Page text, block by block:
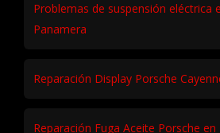
Problemas de suspensión eléctrica
Panamera
Reparación Display Porsche
Reparación Fuga Aceite Porsche